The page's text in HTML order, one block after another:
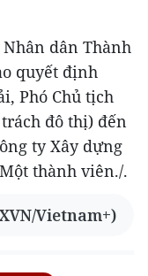
dân Thành
quyết định
Phó Chủ tịch
đô thị) đến
ty Xây dựng
thành viên./.
Vietnam+)